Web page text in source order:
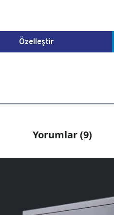
Özelleştir
Yorumlar (9)